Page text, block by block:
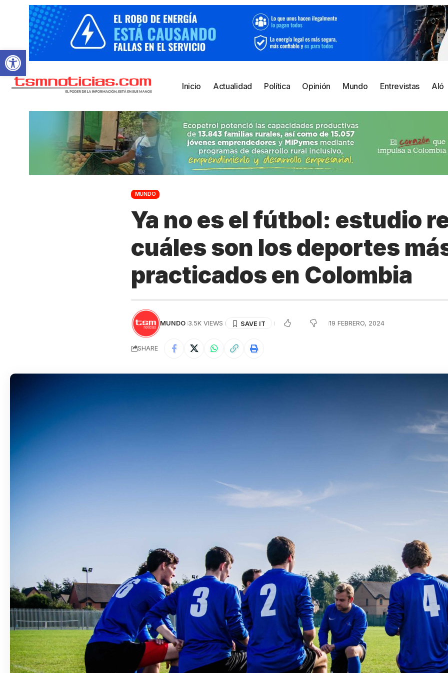
Abrir barra de herramientas
Inicio Actualidad Política Opinión Mundo Entrevistas Aló
MUNDO
Ya no es el fútbol: estudio
cuáles son los deportes
practicados en Colombia
MUNDO 3.5K VIEWS 19 FEBRERO, 2024
SHARE